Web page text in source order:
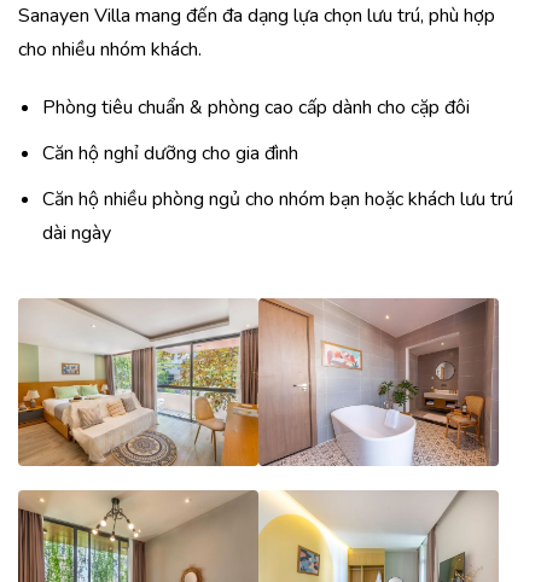
Sanayen Villa mang đến đa dạng lựa chọn lưu trú, phù hợp
cho nhiều nhóm khách.
Phòng tiêu chuẩn & phòng cao cấp dành cho cặp đôi
Căn hộ nghỉ dưỡng cho gia đình
Căn hộ nhiều phòng ngủ cho nhóm bạn hoặc khách lưu trú
dài ngày